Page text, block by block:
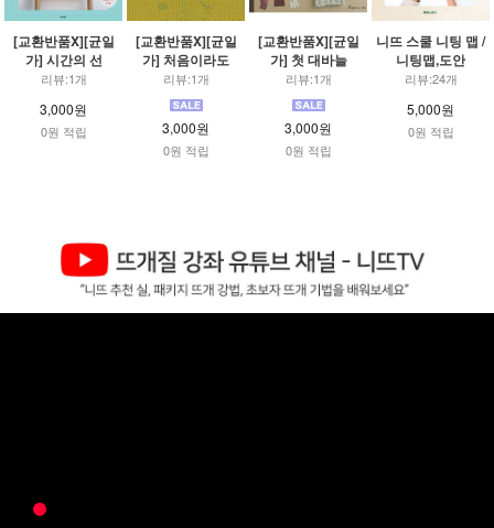
[교환반품X][균일
가] 시간의 선
리뷰:1개
3,000원
0원 적립
[교환반품X][균일
가] 처음이라도
리뷰:1개
3,000원
0원 적립
[교환반품X][균일
가] 첫 대바늘
리뷰:1개
3,000원
0원 적립
니뜨 스쿨 니팅 맵 /
니팅맵,도안
리뷰:24개
5,000원
0원 적립